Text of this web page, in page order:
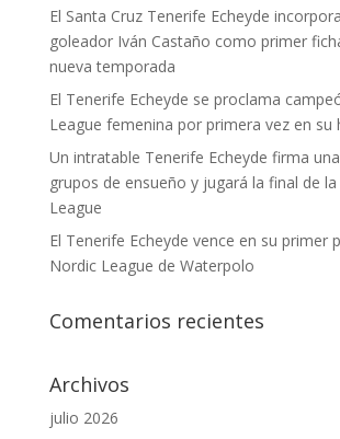
El Santa Cruz Tenerife Echeyde
goleador Iván Castaño como primer
nueva temporada
El Tenerife Echeyde se proclama
League femenina por primera vez en su
Un intratable Tenerife Echeyde firma
grupos de ensueño y jugará la final de
League
El Tenerife Echeyde vence en su primer
Nordic League de Waterpolo
Comentarios recientes
Archivos
julio 2026